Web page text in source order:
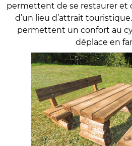
permettent de se restaurer et
d’un lieu d’attrait
permettent un confort au
déplace en